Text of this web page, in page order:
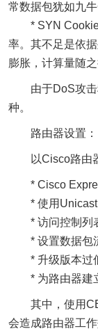
常数据包犹如九
* SYN Cookie
率。其不足是依
膨胀，计算量随
由于DoS攻击
种。
路由器设置：
以Cisco路由器
* Cisco
* 使用Unicast
* 访问控制列表
* 设置数据包
* 升级版本过低
* 为路由器建立
其中，使用
会造成路由器工